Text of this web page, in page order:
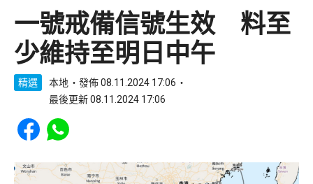
一號戒備信號生效 料至
少維持至明日中午
精選 本地
發佈 08.11.2024 17:06
最後更新 08.11.2024 17:06
Share to Facebook
Share to WhatsApp